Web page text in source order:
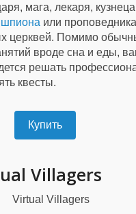
мага, лекаря,
шпиона или
церквей. Помимо
вроде сна и еды,
решать
квесты.
Купить
Villagers